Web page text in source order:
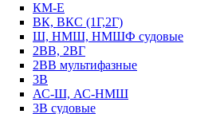
КМ-Е
ВК, ВКС (1Г,2Г)
Ш, НМШ, НМШФ судовые
2ВВ, 2ВГ
2ВВ мультифазные
3В
АС-Ш, АС-НМШ
3В судовые